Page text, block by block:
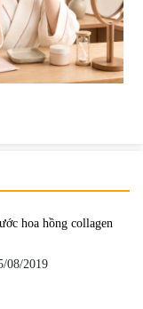
hoa hồng collagen
08/2019